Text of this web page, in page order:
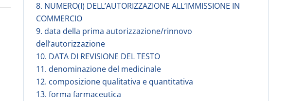
8. NUMERO(I) DELL’AUTORIZZAZIONE ALL’IMMISSIONE IN
COMMERCIO
9. data della prima autorizzazione/rinnovo
dell’autorizzazione
10. DATA DI REVISIONE DEL TESTO
11. denominazione del medicinale
12. composizione qualitativa e quantitativa
13. forma farmaceutica